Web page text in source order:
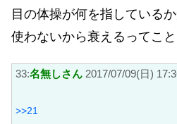
目の体操が何を指しているか
使わないから衰えるってこ
33:名無しさん 2017/07/09(日)
>>21